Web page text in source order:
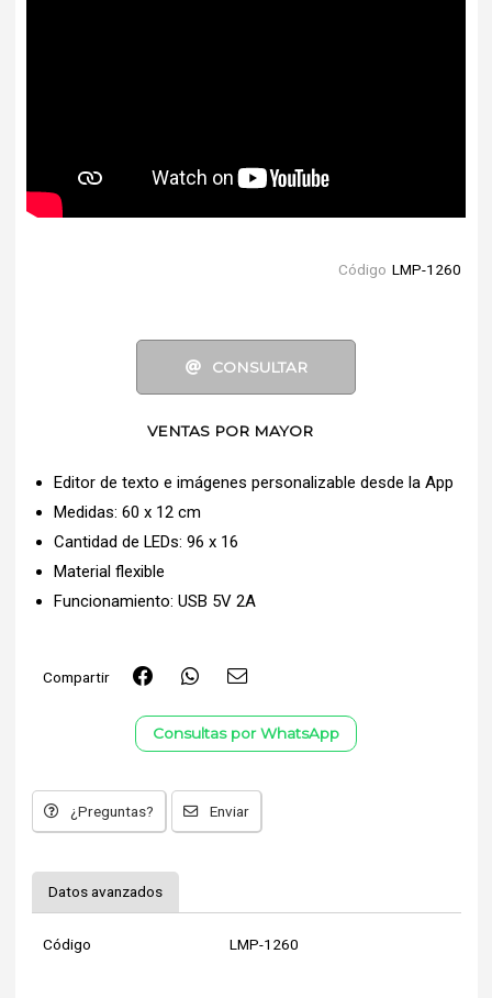
Código LMP-1260
CONSULTAR
VENTAS POR MAYOR
Editor de texto e imágenes personalizable desde la App
Medidas: 60 x 12 cm
Cantidad de LEDs: 96 x 16
Material flexible
Funcionamiento: USB 5V 2A
Compartir
Consultas por WhatsApp
¿Preguntas? Enviar
Datos avanzados
Código LMP-1260